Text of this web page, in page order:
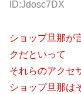
ID:Jdosc7DX
ショップ旦那が
クだといって
それらのアクセ
ショップ旦那は